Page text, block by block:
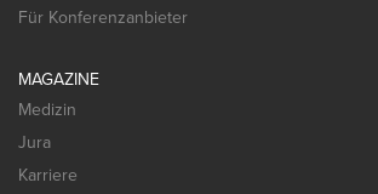
Für Konferenzanbieter
MAGAZINE
Medizin
Jura
Karriere